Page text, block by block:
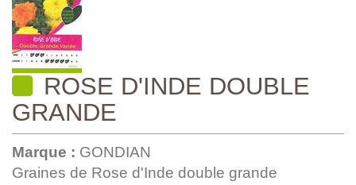
ROSE D'INDE DOUBLE
GRANDE
Marque : GONDIAN
Graines de Rose d'Inde double grande